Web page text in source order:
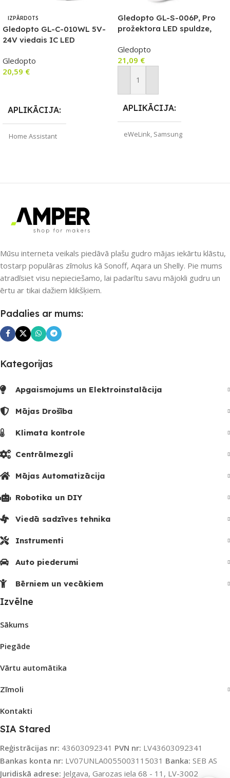
IZPĀRDOTS
Gledopto GL-C-010WL 5V-
24V viedais IC LED
programmaparatūru) ar
mikrofonu
Gledopto
20,59 €
APLIKĀCIJA
Home Assistant
PIEEJAMS UZREIZ
Nē
UZREIZ PIEEJAMAIS
SKAITS
Gledopto GL-S-006P, Pro
prožektora LED spuldze,
Zigbee + RF protokoliem,
saderīgs ar eWeLink / Tuya
Gledopto
21,09 €
Pievienot Grozam
APLIKĀCIJA
eWeLink, Samsung
PIEEJAMS UZREIZ
Nē
Mūsu interneta veikals piedāvā plašu gudro mājas iekārtu klāstu,
tostarp populāras zīmolus kā Sonoff, Aqara un Shelly. Pie mums
atradīsiet visu nepieciešamo, lai padarītu savu mājokli gudru un
ērtu ar tikai dažiem klikšķiem.
Padalies ar mums:
Kategorijas
Apgaismojums un Elektroinstalācija
Mājas Drošība
Klimata kontrole
Centrālmezgli
Mājas Automatizācija
Robotika un DIY
Viedā sadzīves tehnika
Instrumenti
Auto piederumi
Bērniem un vecākiem
Izvēlne
Sākums
Piegāde
Vārtu automātika
Zīmoli
Kontakti
SIA Stared
Reģistrācijas nr: 43603092341 PVN nr: LV43603092341
Bankas konta nr: LV07UNLA0055003115031 Banka: SEB AS
Juridiskā adrese: Jelgava, Garozas iela 68 - 11, LV-3002